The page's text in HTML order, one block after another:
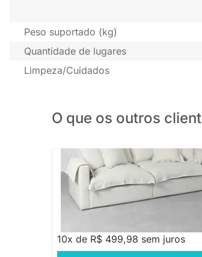
Peso suportado (kg)
Quantidade de lugares
Limpeza/Cuidados
O que os outros
PRONTA ENTREGA
Sofá Pluma Bege Cru
R$ 5.999,88
10x de R$ 499,98 sem juros